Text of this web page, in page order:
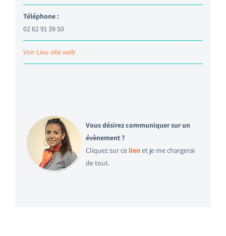
Téléphone :
02 62 91 39 50
Voir Lieu site web
Vous désirez communiquer sur un
évènement ?
Cliquez sur ce lien et je me chargerai
de tout.